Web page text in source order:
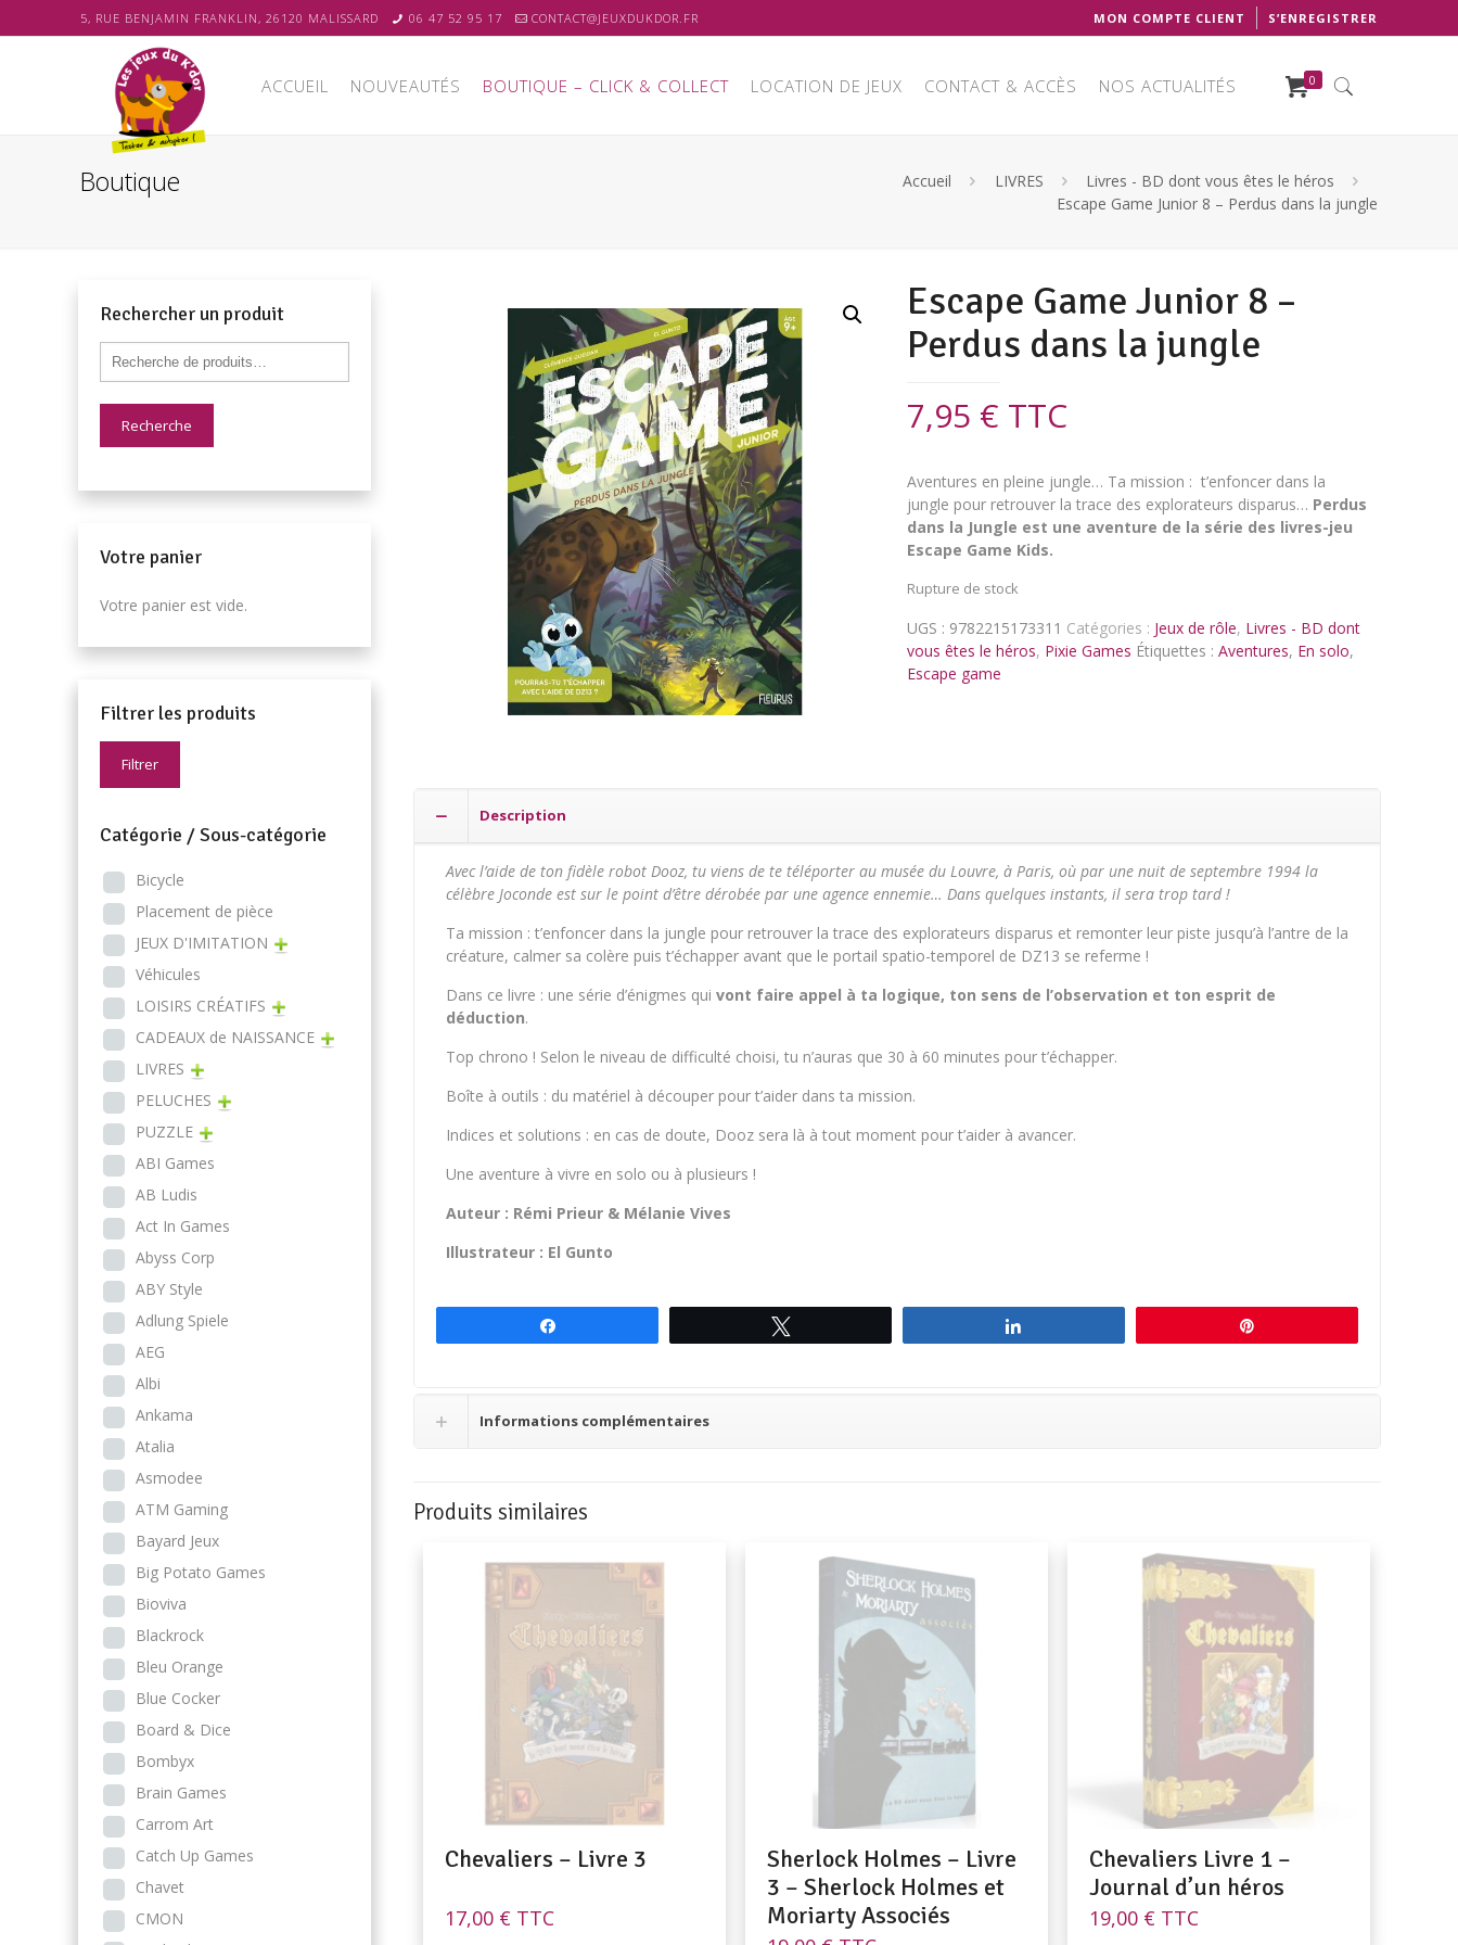
5, RUE BENJAMIN FRANKLIN, 26120 MALISSARD 06 47 52 95 17 CONTACT@JEUXDUKDOR.FR MON COMPTE CLIENT S’ENREGISTRER
ACCUEIL NOUVEAUTÉS BOUTIQUE – CLICK & COLLECT LOCATION DE JEUX CONTACT & ACCÈS NOS ACTUALITÉS 0
Boutique Accueil LIVRES
Livres - BD dont vous êtes le héros
Escape Game Junior 8 – Perdus dans la jungle
Escape Game Junior 8 –
Perdus dans la jungle
7,95 € TTC
Aventures en pleine jungle… Ta mission : t’enfoncer dans la
jungle pour retrouver la trace des explorateurs disparus… Perdus
dans la Jungle est une aventure de la série des livres-jeu
Escape Game Kids.
Rupture de stock
UGS : 9782215173311 Catégories : Jeux de rôle, Livres - BD dont
vous êtes le héros, Pixie Games Étiquettes : Aventures, En solo,
Escape game
Description
Avec l’aide de ton fidèle robot Dooz, tu viens de te téléporter au musée du Louvre, à Paris, où par une nuit de septembre 1994 la
célèbre Joconde est sur le point d’être dérobée par une agence ennemie… Dans quelques instants, il sera trop tard !
Ta mission : t’enfoncer dans la jungle pour retrouver la trace des explorateurs disparus et remonter leur piste jusqu’à l’antre de la
créature, calmer sa colère puis t’échapper avant que le portail spatio-temporel de DZ13 se referme !
Dans ce livre : une série d’énigmes qui vont faire appel à ta logique, ton sens de l’observation et ton esprit de
déduction.
Top chrono ! Selon le niveau de difficulté choisi, tu n’auras que 30 à 60 minutes pour t’échapper.
Boîte à outils : du matériel à découper pour t’aider dans ta mission.
Indices et solutions : en cas de doute, Dooz sera là à tout moment pour t’aider à avancer.
Une aventure à vivre en solo ou à plusieurs !
Auteur : Rémi Prieur & Mélanie Vives
Illustrateur : El Gunto
Informations complémentaires
Produits similaires
Chevaliers – Livre 3
17,00 € TTC
Sherlock Holmes – Livre
3 – Sherlock Holmes et
Moriarty Associés
Chevaliers Livre 1 –
Journal d’un héros
19,00 € TTC
Rechercher un produit
Recherche
Votre panier
Votre panier est vide.
Filtrer les produits
Filtrer
Catégorie / Sous-catégorie
Bicycle
Placement de pièce
JEUX D'IMITATION
Véhicules
LOISIRS CRÉATIFS
CADEAUX de NAISSANCE
LIVRES
PELUCHES
PUZZLE
ABI Games
AB Ludis
Act In Games
Abyss Corp
ABY Style
Adlung Spiele
AEG
Albi
Ankama
Atalia
Asmodee
ATM Gaming
Bayard Jeux
Big Potato Games
Bioviva
Blackrock
Bleu Orange
Blue Cocker
Board & Dice
Bombyx
Brain Games
Carrom Art
Catch Up Games
Chavet
CMON